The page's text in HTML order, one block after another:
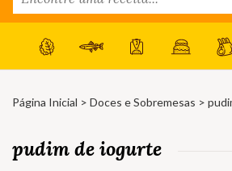
Página Inicial > Doces e Sobremesas >
pudim de iogurte